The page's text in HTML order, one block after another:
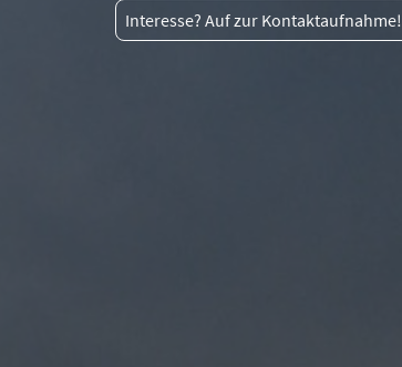
Interesse? Auf zur Kontaktaufnahme!